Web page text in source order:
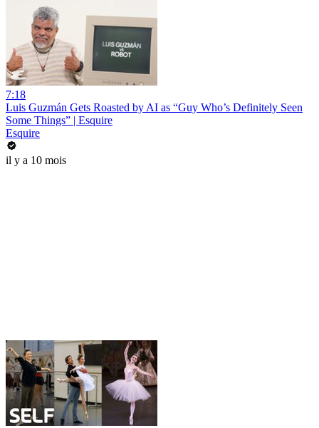
7:18
Luis Guzmán Gets Roasted by AI as “Guy Who’s Definitely Seen
Some Things” | Esquire
Esquire
il y a 10 mois